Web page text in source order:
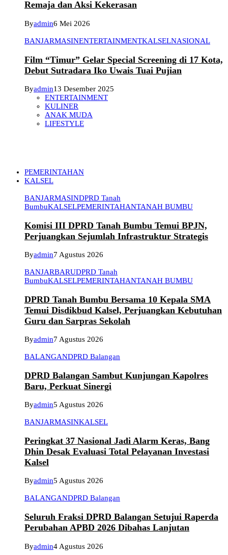
Remaja dan Aksi Kekerasan
Byadmin6 Mei 2026
BANJARMASINENTERTAINMENTKALSELNASIONAL
Film “Timur” Gelar Special Screening di 17 Kota,
Debut Sutradara Iko Uwais Tuai Pujian
Byadmin13 Desember 2025
ENTERTAINMENT
KULINER
ANAK MUDA
LIFESTYLE
PEMERINTAHAN
KALSEL
BANJARMASINDPRD Tanah
BumbuKALSELPEMERINTAHANTANAH BUMBU
Komisi III DPRD Tanah Bumbu Temui BPJN,
Perjuangkan Sejumlah Infrastruktur Strategis
Byadmin7 Agustus 2026
BANJARBARUDPRD Tanah
BumbuKALSELPEMERINTAHANTANAH BUMBU
DPRD Tanah Bumbu Bersama 10 Kepala SMA
Temui Disdikbud Kalsel, Perjuangkan Kebutuhan
Guru dan Sarpras Sekolah
Byadmin7 Agustus 2026
BALANGANDPRD Balangan
DPRD Balangan Sambut Kunjungan Kapolres
Baru, Perkuat Sinergi
Byadmin5 Agustus 2026
BANJARMASINKALSEL
Peringkat 37 Nasional Jadi Alarm Keras, Bang
Dhin Desak Evaluasi Total Pelayanan Investasi
Kalsel
Byadmin5 Agustus 2026
BALANGANDPRD Balangan
Seluruh Fraksi DPRD Balangan Setujui Raperda
Perubahan APBD 2026 Dibahas Lanjutan
Byadmin4 Agustus 2026